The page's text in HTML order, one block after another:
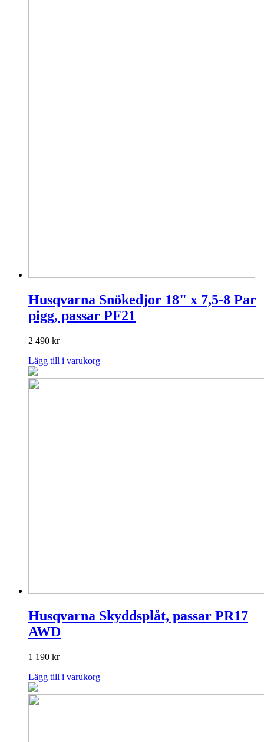
Husqvarna Snökedjor 18" x 7,5-8 Par
pigg, passar PF21
2 490 kr
Lägg till i varukorg
Husqvarna Skyddsplåt, passar PR17
AWD
1 190 kr
Lägg till i varukorg